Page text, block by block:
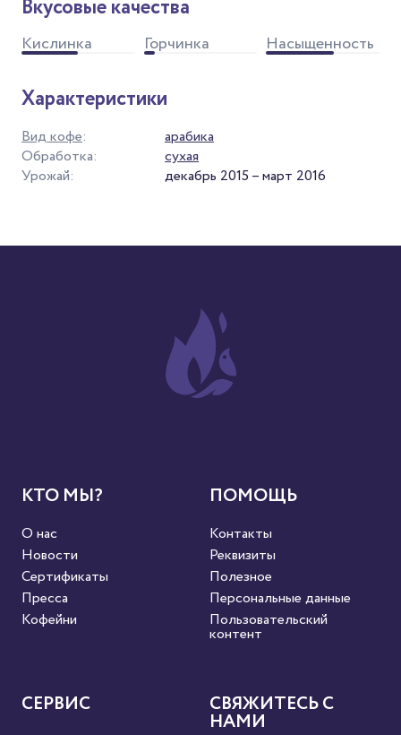
Вкусовые качества
Кислинка Горчинка Насыщенность
Характеристики
Вид кофе:
арабика
Обработка:
сухая
Урожай:
декабрь 2015 – март 2016
КТО МЫ?
О нас
Новости
Сертификаты
Пресса
Кофейни
ПОМОЩЬ
Контакты
Реквизиты
Полезное
Персональные данные
Пользовательский
контент
СЕРВИС СВЯЖИТЕСЬ С
НАМИ